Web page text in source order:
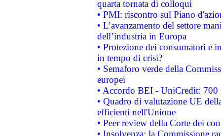
quarta tornata di colloqui
• PMI: riscontro sul Piano
• L’avanzamento del settore
dell’industria in Europa
• Protezione dei consumatori e
in tempo di crisi?
• Semaforo verde della
europei
• Accordo BEI - UniCredit:
• Quadro di valutazione UE
efficienti nell'Unione
• Peer review della Corte dei
• Insolvenza: la Commissione